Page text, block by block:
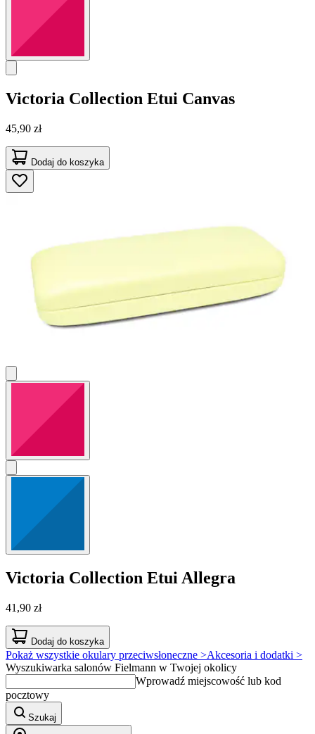
Victoria Collection Etui Canvas
45,90 zł
Dodaj do koszyka
Victoria Collection Etui Allegra
41,90 zł
Dodaj do koszyka
Pokaż wszystkie okulary przeciwsłoneczne >Akcesoria i dodatki >
Wyszukiwarka salonów Fielmann w Twojej okolicy
Wprowadź miejscowość lub kod
pocztowy
Szukaj